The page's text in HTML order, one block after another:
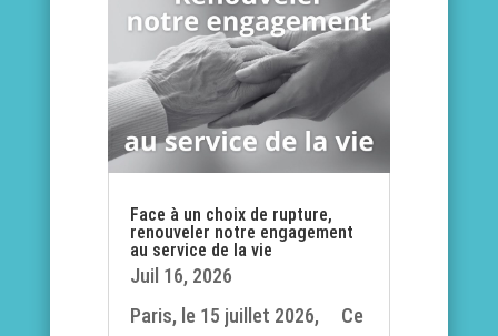
Face à un choix de rupture,
renouveler notre engagement
au service de la vie
Juil 16, 2026
Paris, le 15 juillet 2026, Ce